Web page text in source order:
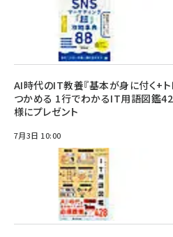
AI時代のIT教養『基本が身に付く+ト
つかめる 1行でわかるIT用語図鑑
様にプレゼント
7月3日 10:00